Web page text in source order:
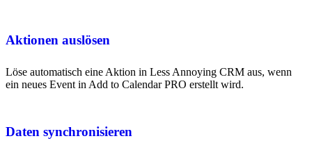
Aktionen auslösen
Löse automatisch eine Aktion in Less Annoying CRM aus, wenn
ein neues Event in Add to Calendar PRO erstellt wird.
Daten synchronisieren